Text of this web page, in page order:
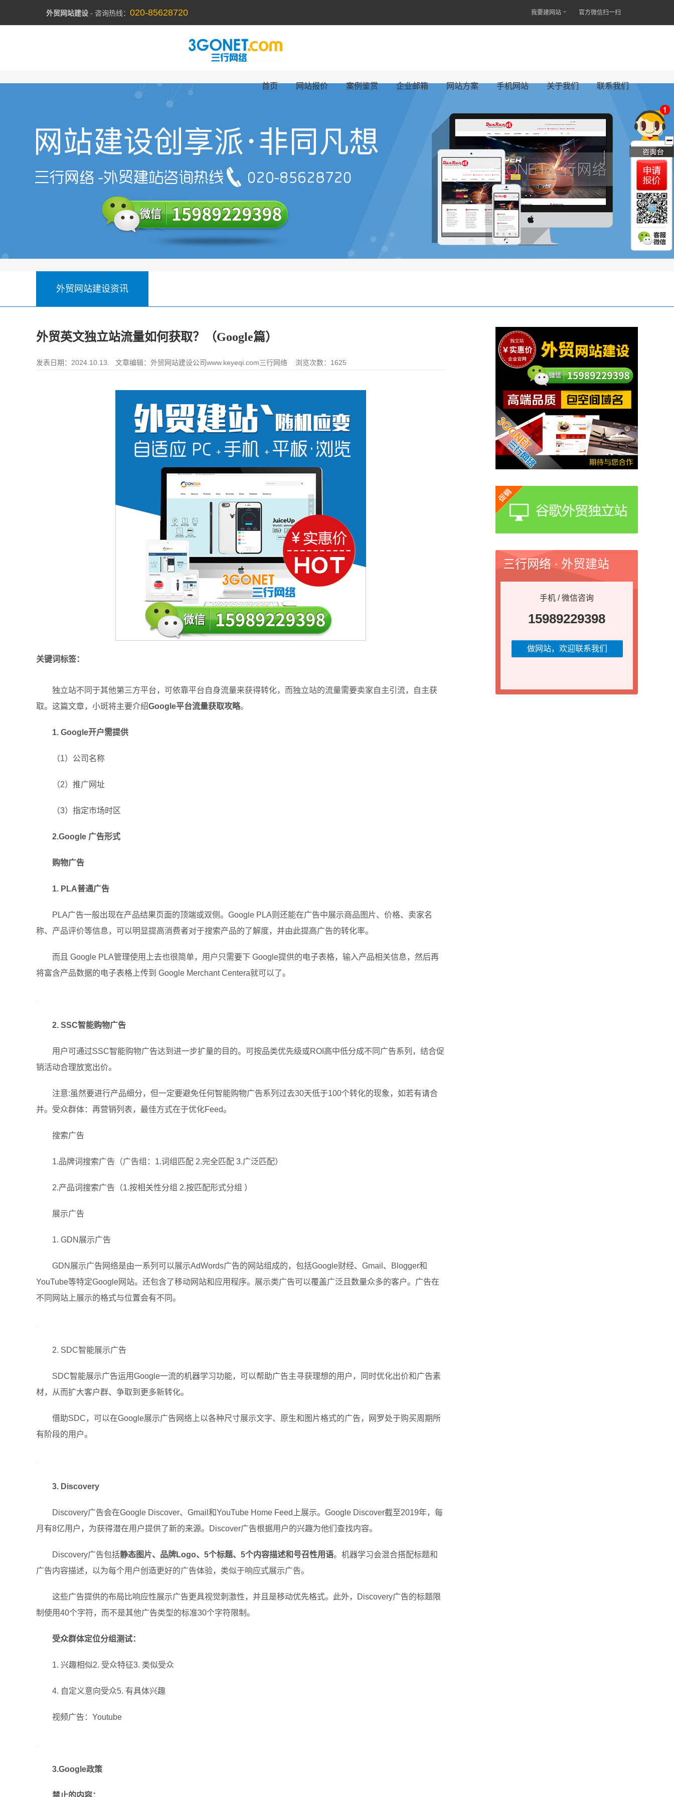
外贸网站建设 - 咨询热线： 020-85628720 我要建网站 官方微信扫一扫
首页 网站报价 案例鉴赏 企业邮箱 网站方案 手机网站 关于我们 联系我们
外贸网站建设资讯
外贸英文独立站流量如何获取？（Google篇）
发表日期：2024.10.13. 文章编辑： 外贸网站建设公司www.keyeqi.com三行网络 浏览次数：1625
关键词标签：
独立站不同于其他第三方平台，可依靠平台自身流量来获得转化，而独立站的流量需要卖家自主引流，自主获
取。这篇文章，小斑将主要介绍Google平台流量获取攻略。
1. Google开户需提供
（1）公司名称
（2）推广网址
（3）指定市场时区
2.Google 广告形式
购物广告
1. PLA普通广告
PLA广告一般出现在产品结果页面的顶端或双侧。Google PLA则还能在广告中展示商品图片、价格、卖家名
称、产品评价等信息，可以明显提高消费者对于搜索产品的了解度，并由此提高广告的转化率。
而且 Google PLA管理使用上去也很简单，用户只需要下 Google提供的电子表格，输入产品相关信息，然后再
将富含产品数据的电子表格上传到 Google Merchant Centera就可以了。
2. SSC智能购物广告
用户可通过SSC智能购物广告达到进一步扩量的目的。可按品类优先级或ROI高中低分成不同广告系列，结合促
销活动合理放宽出价。
注意:虽然要进行产品细分，但一定要避免任何智能购物广告系列过去30天低于100个转化的现象，如若有请合
并。受众群体：再营销列表，最佳方式在于优化Feed。
搜索广告
1.品牌词搜索广告（广告组：1.词组匹配 2.完全匹配 3.广泛匹配）
2.产品词搜索广告（1.按相关性分组 2.按匹配形式分组 ）
展示广告
1. GDN展示广告
GDN展示广告网络是由一系列可以展示AdWords广告的网站组成的，包括Google财经、Gmail、Blogger和
YouTube等特定Google网站。还包含了移动网站和应用程序。展示类广告可以覆盖广泛且数量众多的客户。广告在
不同网站上展示的格式与位置会有不同。
2. SDC智能展示广告
SDC智能展示广告运用Google一流的机器学习功能，可以帮助广告主寻获理想的用户，同时优化出价和广告素
材，从而扩大客户群、争取到更多新转化。
借助SDC，可以在Google展示广告网络上以各种尺寸展示文字、原生和图片格式的广告，网罗处于购买周期所
有阶段的用户。
3. Discovery
Discovery广告会在Google Discover、Gmail和YouTube Home Feed上展示。Google Discover截至2019年，每
月有8亿用户，为获得潜在用户提供了新的来源。Discover广告根据用户的兴趣为他们查找内容。
Discovery广告包括静态图片、品牌Logo、5个标题、5个内容描述和号召性用语。机器学习会混合搭配标题和
广告内容描述，以为每个用户创造更好的广告体验，类似于响应式展示广告。
这些广告提供的布局比响应性展示广告更具视觉刺激性，并且是移动优先格式。此外，Discovery广告的标题限
制使用40个字符，而不是其他广告类型的标准30个字符限制。
受众群体定位分组测试：
1. 兴趣相似2. 受众特征3. 类似受众
4. 自定义意向受众5. 有具体兴趣
视频广告：Youtube
3.Google政策
禁止的内容：
三行网络 · 外贸建站
手机 / 微信咨询
15989229398
做网站，欢迎联系我们